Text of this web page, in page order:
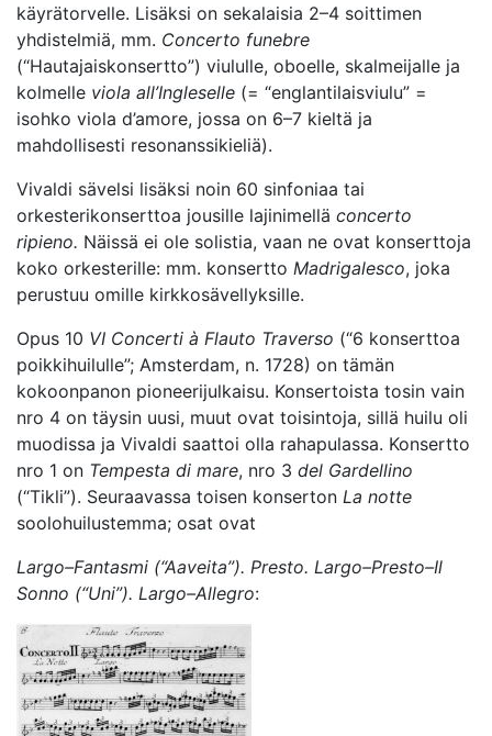
käyrätorvelle. Lisäksi on sekalaisia 2–4 soittimen
yhdistelmiä, mm. Concerto funebre
(“Hautajaiskonsertto”) viululle, oboelle, skalmeijalle ja
kolmelle viola all’Ingleselle (= “englantilaisviulu” =
isohko viola d’amore, jossa on 6–7 kieltä ja
mahdollisesti resonanssikieliä).
Vivaldi sävelsi lisäksi noin 60 sinfoniaa tai
orkesterikonserttoa jousille lajinimellä concerto
ripieno. Näissä ei ole solistia, vaan ne ovat konserttoja
koko orkesterille: mm. konsertto Madrigalesco, joka
perustuu omille kirkkosävellyksille.
Opus 10 VI Concerti à Flauto Traverso (“6 konserttoa
poikkihuilulle”; Amsterdam, n. 1728) on tämän
kokoonpanon pioneerijulkaisu. Konsertoista tosin vain
nro 4 on täysin uusi, muut ovat toisintoja, sillä huilu oli
muodissa ja Vivaldi saattoi olla rahapulassa. Konsertto
nro 1 on Tempesta di mare, nro 3 del Gardellino
(“Tikli”). Seuraavassa toisen konserton La notte
soolohuilustemma; osat ovat
Largo–Fantasmi (“Aaveita”). Presto. Largo–Presto–Il
Sonno (“Uni”). Largo–Allegro: